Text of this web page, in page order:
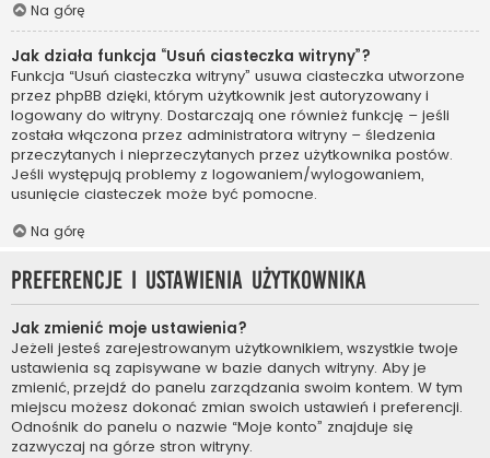
Na górę
Jak działa funkcja “Usuń ciasteczka witryny”?
Funkcja “Usuń ciasteczka witryny” usuwa ciasteczka utworzone
przez phpBB dzięki, którym użytkownik jest autoryzowany i
logowany do witryny. Dostarczają one również funkcję – jeśli
została włączona przez administratora witryny – śledzenia
przeczytanych i nieprzeczytanych przez użytkownika postów.
Jeśli występują problemy z logowaniem/wylogowaniem,
usunięcie ciasteczek może być pomocne.
Na górę
Preferencje i ustawienia użytkownika
Jak zmienić moje ustawienia?
Jeżeli jesteś zarejestrowanym użytkownikiem, wszystkie twoje
ustawienia są zapisywane w bazie danych witryny. Aby je
zmienić, przejdź do panelu zarządzania swoim kontem. W tym
miejscu możesz dokonać zmian swoich ustawień i preferencji.
Odnośnik do panelu o nazwie “Moje konto” znajduje się
zazwyczaj na górze stron witryny.